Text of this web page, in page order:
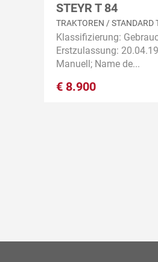
STEYR T 84
TRAKTOREN / STANDARD
Klassifizierung:
Erstzulassung:
Manuell; Name de...
€ 8.900